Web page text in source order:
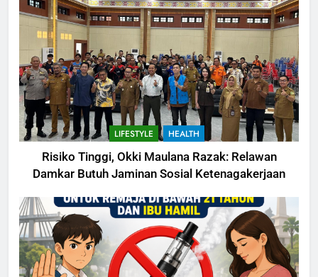
LIFESTYLE HEALTH
Risiko Tinggi, Okki Maulana Razak: Relawan
Damkar Butuh Jaminan Sosial Ketenagakerjaan